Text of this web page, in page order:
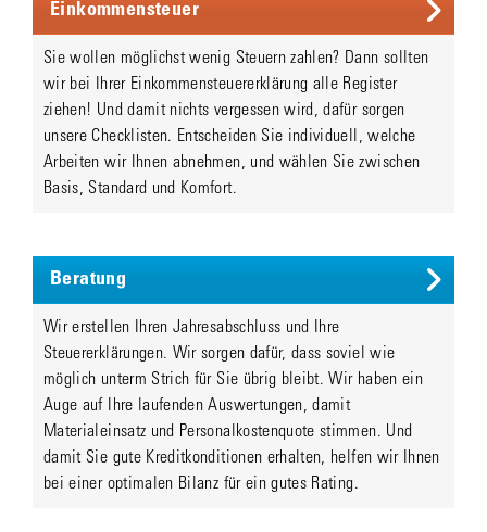
Einkommensteuer
Sie wollen möglichst wenig Steuern zahlen? Dann sollten
wir bei Ihrer Einkommensteuererklärung alle Register
ziehen! Und damit nichts vergessen wird, dafür sorgen
unsere Checklisten. Entscheiden Sie individuell, welche
Arbeiten wir Ihnen abnehmen, und wählen Sie zwischen
Basis, Standard und Komfort.
Beratung
Wir erstellen Ihren Jahresabschluss und Ihre
Steuererklärungen. Wir sorgen dafür, dass soviel wie
möglich unterm Strich für Sie übrig bleibt. Wir haben ein
Auge auf Ihre laufenden Auswertungen, damit
Materialeinsatz und Personalkostenquote stimmen. Und
damit Sie gute Kreditkonditionen erhalten, helfen wir Ihnen
bei einer optimalen Bilanz für ein gutes Rating.